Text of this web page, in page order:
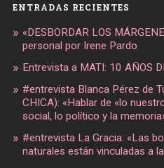
ENTRADAS RECIENTES
«DESBORDAR LOS
personal por Irene Pardo
Entrevista a MATI: 10 AÑOS
#entrevista Blanca Pérez de
CHICA): «Hablar de «lo
social, lo político y la
#entrevista La Gracia: «Las
naturales están vinculadas a